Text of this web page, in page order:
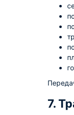
7.